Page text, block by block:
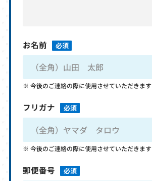
お名前 必須
今後のご連絡の際に使用させていただきます
フリガナ 必須
今後のご連絡の際に使用させていただきます
郵便番号 必須